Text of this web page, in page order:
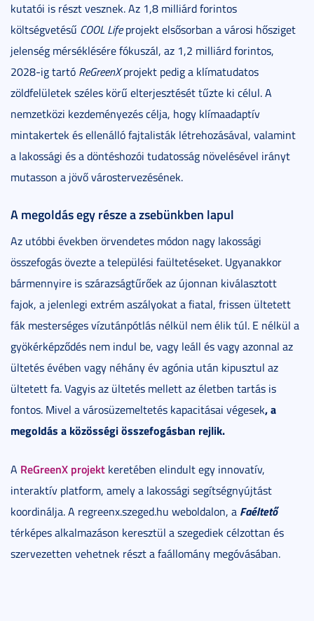
kutatói is részt vesznek. Az 1,8 milliárd forintos
költségvetésű COOL Lifeprojekt elsősorban a városi hősziget
jelenség mérséklésére fókuszál, az 1,2 milliárd forintos,
2028-ig tartó ReGreenXprojekt pedig a klímatudatos
zöldfelületek széles körű elterjesztését tűzte ki célul. A
nemzetközi kezdeményezés célja, hogy klímaadaptív
mintakertek és ellenálló fajtalisták létrehozásával, valamint
a lakossági és a döntéshozói tudatosság növelésével irányt
mutasson a jövő várostervezésének.
A megoldás egy része a zsebünkben lapul
Az utóbbi években örvendetes módon nagy lakossági
összefogás övezte a települési faültetéseket. Ugyanakkor
bármennyire is szárazságtűrőek az újonnan kiválasztott
fajok, a jelenlegi extrém aszályokat a fiatal, frissen ültetett
fák mesterséges vízutánpótlás nélkül nem élik túl. E nélkül a
gyökérképződés nem indul be, vagy leáll és vagy azonnal az
ültetés évében vagy néhány év agónia után kipusztul az
ültetett fa. Vagyis az ültetés mellett az életben tartás is
fontos. Mivel a városüzemeltetés kapacitásai végesek, a
megoldás a közösségi összefogásban rejlik.
A ReGreenX projekt keretében elindult egy innovatív,
interaktív platform, amely a lakossági segítségnyújtást
koordinálja. A regreenx.szeged.hu weboldalon, a Faéltető
térképes alkalmazáson keresztül a szegediek célzottan és
szervezetten vehetnek részt a faállomány megóvásában.